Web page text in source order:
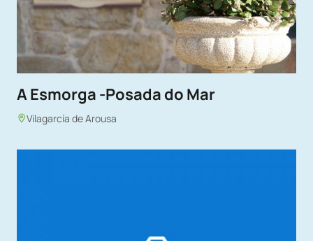
A Esmorga -Posada do Mar
Vilagarcía de Arousa